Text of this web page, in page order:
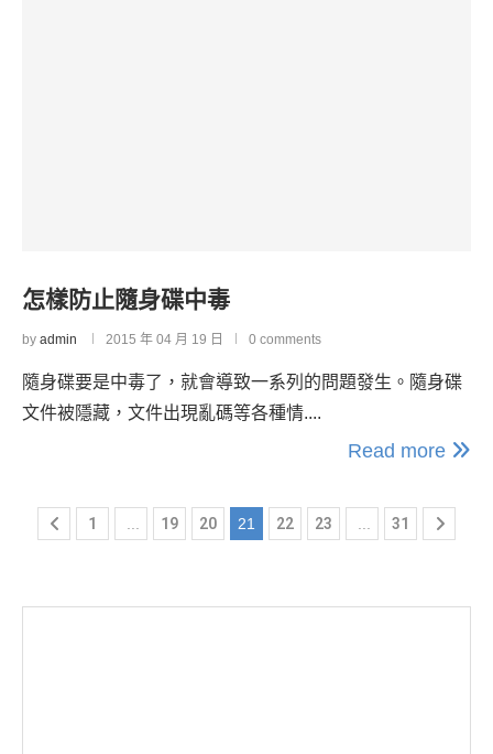
怎樣防止隨身碟中毒
by admin 2015 年 04 月 19 日 0 comments
隨身碟要是中毒了，就會導致一系列的問題發生。隨身碟
文件被隱藏，文件出現亂碼等各種情....
Read more
1 19 20 21 22 23 31